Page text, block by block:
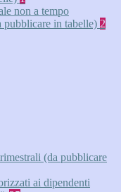
non a tempo
pubblicare in tabelle) 2
(da pubblicare
ai dipendenti